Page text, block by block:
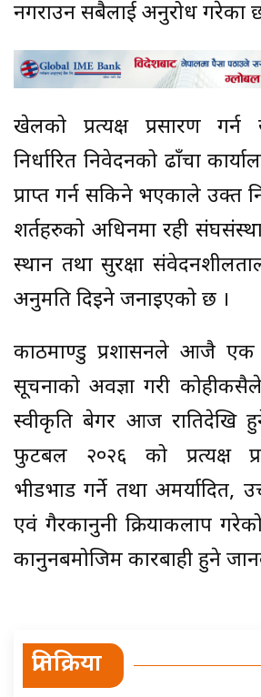
नगराउन सबैलाई अनुरोध गरेका
खेलको प्रत्यक्ष प्रसारण गर्न
निर्धारित निवेदनको ढाँचा
प्राप्त गर्न सकिने भएकाले उक्त
शर्तहरुको अधिनमा रही
स्थान तथा सुरक्षा
अनुमति दिइने जनाइएको छ ।
काठमाण्डु प्रशासनले आजै एक
सूचनाको अवज्ञा गरी
स्वीकृति बेगर आज रातिदेखि
फुटबल २०२६ को प्रत्यक्ष
भीडभाड गर्ने तथा अमर्यादित,
एवं गैरकानुनी क्रियाकलाप
कानुनबमोजिम कारबाही हुने
प्रतिक्रिया